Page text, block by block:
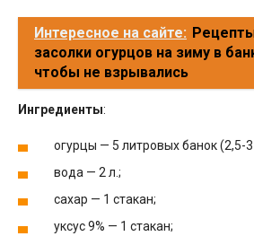
Интересное на сайте:
засолки огурцов на зиму в
чтобы не взрывались
Ингредиенты:
огурцы — 5 литровых банок (2,5-3
вода — 2 л.;
сахар — 1 стакан;
уксус 9% — 1 стакан;